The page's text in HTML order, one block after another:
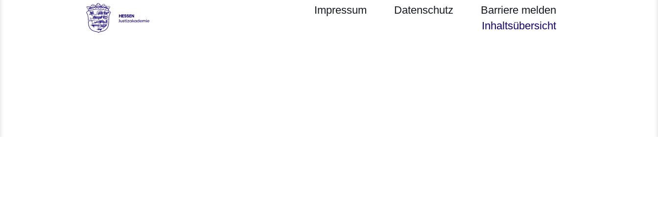
Impressum Datenschutz
Barriere melden
Inhaltsübersicht